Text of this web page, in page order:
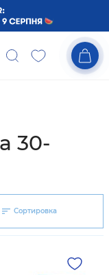
30-
Сортировка